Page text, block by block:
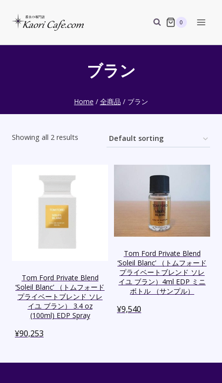
0
ブラン
Home / 全商品 / ブラン
Showing all 2 results
Tom Ford Private Blend
‘Soleil Blanc’ （トムフォード
プライベートブレンド ソレ
イユ ブラン） 3.4 oz
(100ml) EDP Spray
¥90,253
Tom Ford Private Blend
‘Soleil Blanc’ （トムフォード
プライベートブレンド ソレ
イユ ブラン）4ml EDP ミニ
ボトル （サンプル）
¥9,540